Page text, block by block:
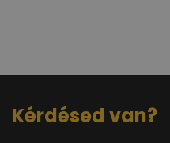
Kérdésed van?